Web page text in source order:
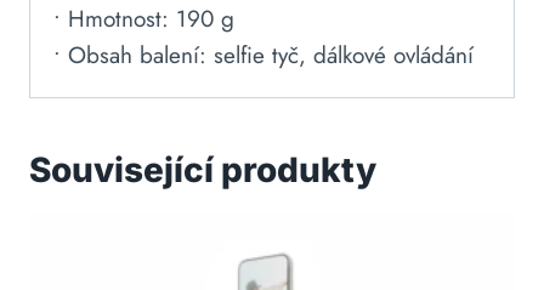
• Hmotnost: 190 g
• Obsah balení: selfie tyč, dálkové ovládání
Související produkty